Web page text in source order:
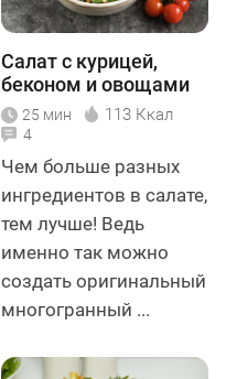
Салат с курицей,
беконом и овощами
25 мин 113 Ккал
4
Чем больше разных
ингредиентов в салате,
тем лучше! Ведь
именно так можно
создать оригинальный
многогранный ...